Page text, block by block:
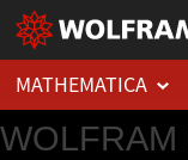
MATHEMATICA
WOLFRAM